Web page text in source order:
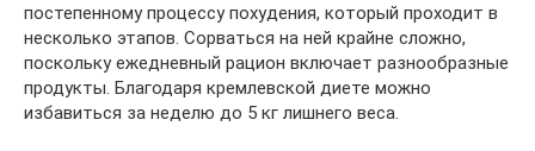
постепенному процессу похудения, который проходит в
несколько этапов. Сорваться на ней крайне сложно,
поскольку ежедневный рацион включает разнообразные
продукты. Благодаря кремлевской диете можно
избавиться за неделю до 5 кг лишнего веса.